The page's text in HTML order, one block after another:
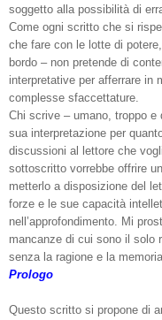
soggetto alla possibilità di
Come ogni scritto che si
che fare con le lotte di
bordo – non pretende di
interpretative per afferrare in
complesse sfaccettature.
Chi scrive – umano, troppo e
sua interpretazione per
discussioni al lettore che
sottoscritto vorrebbe offrire
metterlo a disposizione del
forze e le sue capacità
nell’approfondimento. Mi
mancanze di cui sono il solo
senza la ragione e la
Prologo
Questo scritto si propone di